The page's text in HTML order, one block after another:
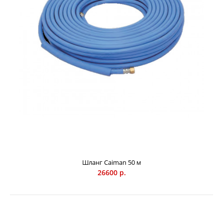
Шланг Caiman 50 м
26600 р.